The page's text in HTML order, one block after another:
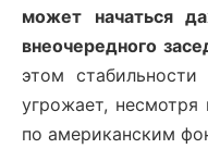
может начаться
внеочередного
этом
угрожает,
по американским